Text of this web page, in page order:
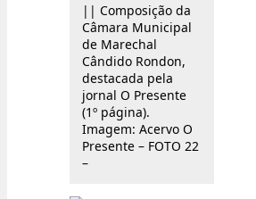
|| Composição da
Câmara Municipal
de Marechal
Cândido Rondon,
destacada pela
jornal O Presente
(1º página).
Imagem: Acervo O
Presente – FOTO 22
–